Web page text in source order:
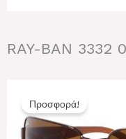
RAY-BAN 3332
Προσφορά!